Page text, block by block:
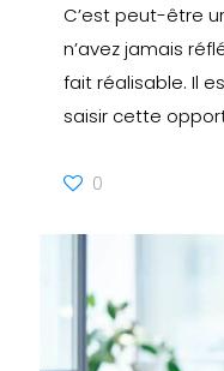
C’est peut-être
n’avez jamais
fait réalisable. Il
saisir cette
0